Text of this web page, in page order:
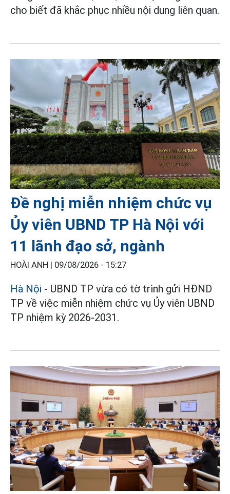
cho biết đã khắc phục nhiều nội dung liên quan.
Đề nghị miễn nhiệm chức vụ
Ủy viên UBND TP Hà Nội với
11 lãnh đạo sở, ngành
HOÀI ANH | 09/08/2026 - 15:27
Hà Nội - UBND TP vừa có tờ trình gửi HĐND
TP về việc miễn nhiệm chức vụ Ủy viên UBND
TP nhiệm kỳ 2026-2031.